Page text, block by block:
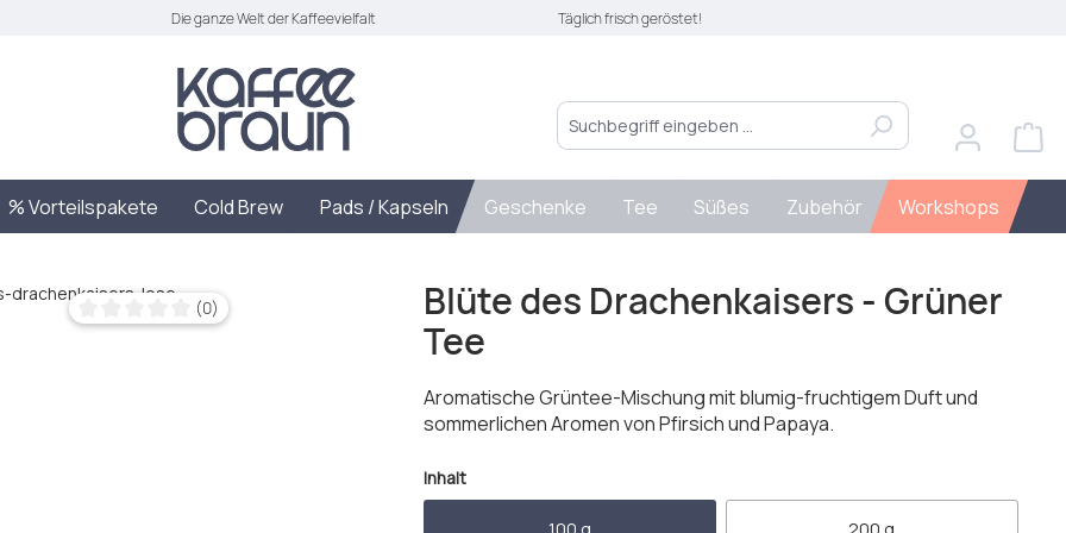
Die ganze Welt der Kaffeevielfalt Täglich frisch geröstet!
% Vorteilspakete Cold Brew Pads / Kapseln Geschenke Tee Süßes Zubehör Workshops
Durchschnittliche Bewertung von 0 von 5 Sternen
(0)
Blüte des Drachenkaisers - Grüner
Tee
Aromatische Grüntee-Mischung mit blumig-fruchtigem Duft und
sommerlichen Aromen von Pfirsich und Papaya.
Inhaltauswählen